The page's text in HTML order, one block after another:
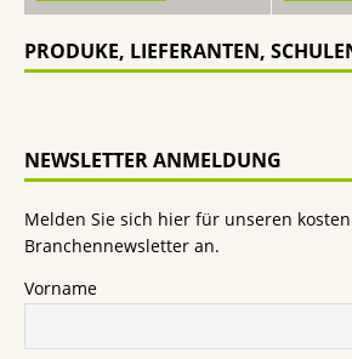
PRODUKE, LIEFERANTEN,
NEWSLETTER ANMELDUNG
Melden Sie sich hier für unseren
Branchennewsletter an.
Vorname